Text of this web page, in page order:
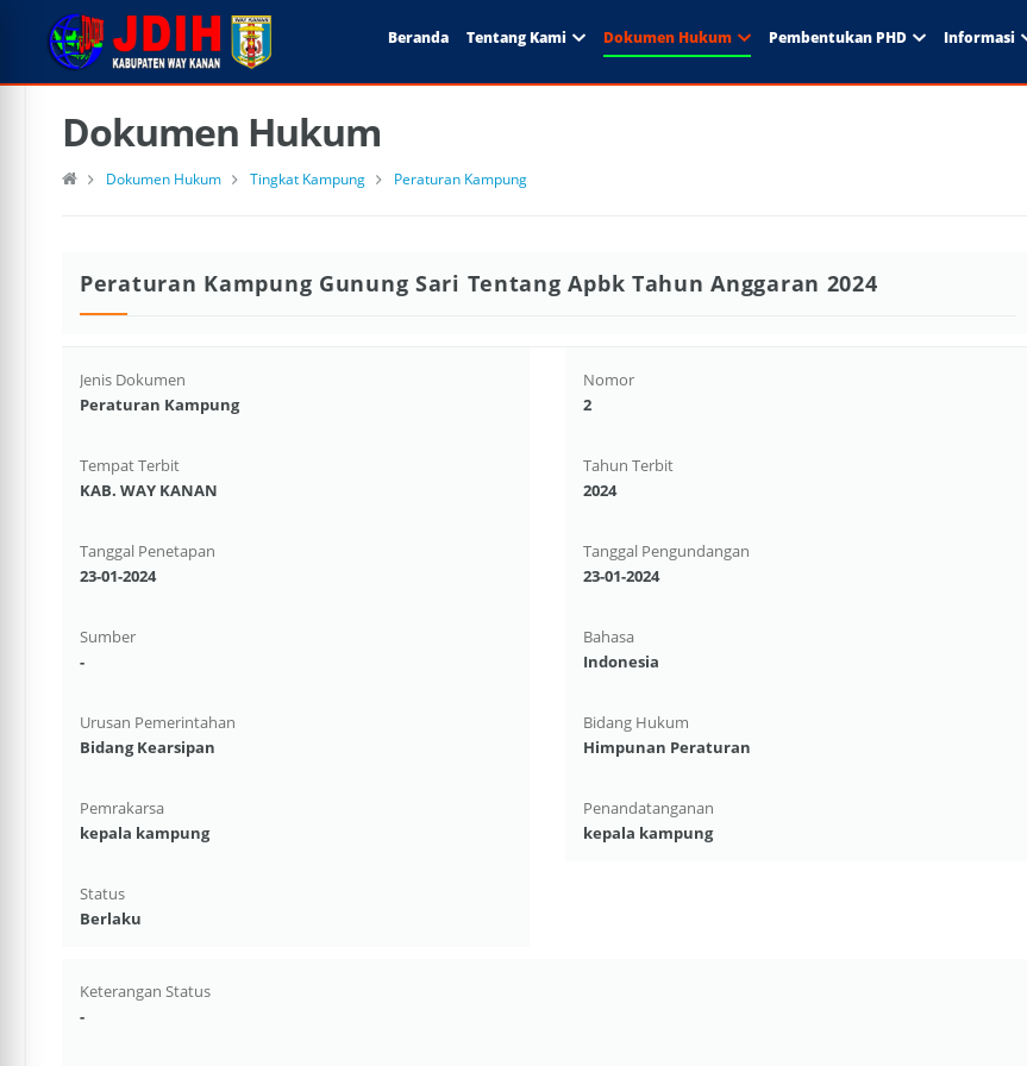
Beranda Tentang Kami Dokumen Hukum Pembentukan PHD Informasi
Dokumen Hukum
Dokumen Hukum Tingkat Kampung Peraturan Kampung
Peraturan Kampung Gunung Sari Tentang Apbk Tahun Anggaran 2024
Jenis Dokumen
Peraturan Kampung
Nomor
2
Tempat Terbit
KAB. WAY KANAN
Tahun Terbit
2024
Tanggal Penetapan
23-01-2024
Tanggal Pengundangan
23-01-2024
Sumber
-
Bahasa
Indonesia
Urusan Pemerintahan
Bidang Kearsipan
Bidang Hukum
Himpunan Peraturan
Pemrakarsa
kepala kampung
Penandatanganan
kepala kampung
Status
Berlaku
Keterangan Status
-